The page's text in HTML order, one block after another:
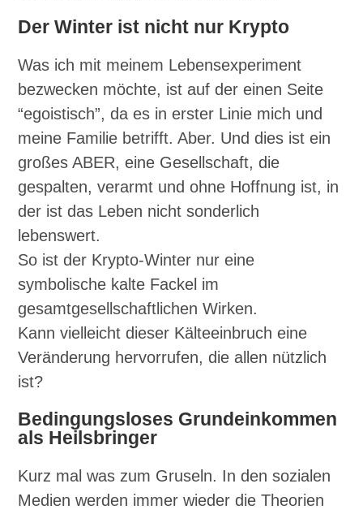
Der Winter ist nicht nur Krypto
Was ich mit meinem Lebensexperiment
bezwecken möchte, ist auf der einen Seite
“egoistisch”, da es in erster Linie mich und
meine Familie betrifft. Aber. Und dies ist ein
großes ABER, eine Gesellschaft, die
gespalten, verarmt und ohne Hoffnung ist, in
der ist das Leben nicht sonderlich
lebenswert.
So ist der Krypto-Winter nur eine
symbolische kalte Fackel im
gesamtgesellschaftlichen Wirken.
Kann vielleicht dieser Kälteeinbruch eine
Veränderung hervorrufen, die allen nützlich
ist?
Bedingungsloses Grundeinkommen
als Heilsbringer
Kurz mal was zum Gruseln. In den sozialen
Medien werden immer wieder die Theorien